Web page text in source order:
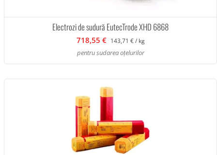
Electrozi de sudură EutecTrode XHD 6868
718,55 € 143,71 € / kg
pentru sudarea oțelurilor